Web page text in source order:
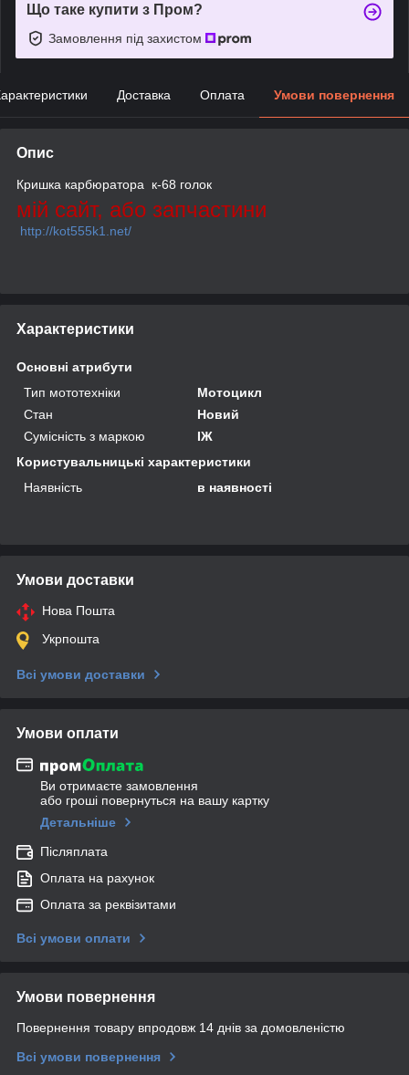
Що таке купити з Пром?
Замовлення під захистом
Доставка Оплата Умови повернення
Опис
Кришка карбюратора к-68 голок
мій сайт, або запчастини
http://kot555k1.net/
Характеристики
Основні атрибути
Тип мототехніки
Мотоцикл
Стан
Новий
Сумісність з маркою
ІЖ
Користувальницькі характеристики
Наявність
в наявності
Умови доставки
Нова Пошта
Укрпошта
Всі умови доставки
Умови оплати
Ви отримаєте замовлення
або гроші повернуться на вашу картку
Детальніше
Післяплата
Оплата на рахунок
Оплата за реквізитами
Всі умови оплати
Умови повернення
Повернення товару впродовж 14 днів за домовленістю
Всі умови повернення